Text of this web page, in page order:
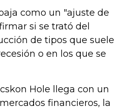
como un "ajuste de
si se trató del
de tipos que suele
o en los que se
Hole llega con un
financieros, la